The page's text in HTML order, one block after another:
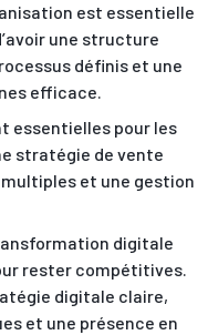
est essentielle
une structure
définis et une
efficace.
essentielles pour les
stratégie de vente
et une gestion
digitale
rester compétitives.
digitale claire,
et une présence en